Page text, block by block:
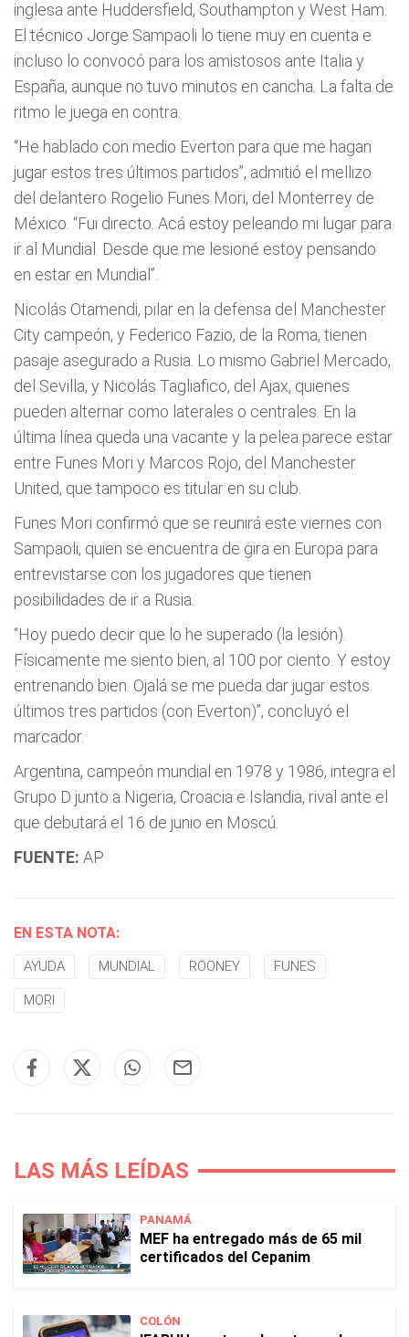
inglesa ante Huddersfield, Southampton y West Ham.
El técnico Jorge Sampaoli lo tiene muy en cuenta e
incluso lo convocó para los amistosos ante Italia y
España, aunque no tuvo minutos en cancha. La falta de
ritmo le juega en contra.
“He hablado con medio Everton para que me hagan
jugar estos tres últimos partidos”, admitió el mellizo
del delantero Rogelio Funes Mori, del Monterrey de
México. “Fui directo. Acá estoy peleando mi lugar para
ir al Mundial. Desde que me lesioné estoy pensando
en estar en Mundial”.
Nicolás Otamendi, pilar en la defensa del Manchester
City campeón, y Federico Fazio, de la Roma, tienen
pasaje asegurado a Rusia. Lo mismo Gabriel Mercado,
del Sevilla, y Nicolás Tagliafico, del Ajax, quienes
pueden alternar como laterales o centrales. En la
última línea queda una vacante y la pelea parece estar
entre Funes Mori y Marcos Rojo, del Manchester
United, que tampoco es titular en su club.
Funes Mori confirmó que se reunirá este viernes con
Sampaoli, quien se encuentra de gira en Europa para
entrevistarse con los jugadores que tienen
posibilidades de ir a Rusia.
“Hoy puedo decir que lo he superado (la lesión).
Físicamente me siento bien, al 100 por ciento. Y estoy
entrenando bien. Ojalá se me pueda dar jugar estos
últimos tres partidos (con Everton)”, concluyó el
marcador.
Argentina, campeón mundial en 1978 y 1986, integra el
Grupo D junto a Nigeria, Croacia e Islandia, rival ante el
que debutará el 16 de junio en Moscú.
FUENTE: AP
EN ESTA NOTA:
AYUDA MUNDIAL ROONEY FUNES
MORI
LAS MÁS LEÍDAS
PANAMÁ
MEF ha entregado más de 65 mil
certificados del Cepanim
COLÓN